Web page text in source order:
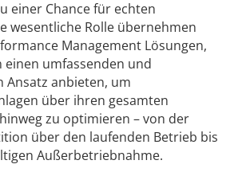
einer Chance für echten
wesentliche Rolle übernehmen
Management Lösungen,
einen umfassenden und
Ansatz anbieten, um
über ihren gesamten
zu optimieren – von der
über den laufenden Betrieb bis
Außerbetriebnahme.